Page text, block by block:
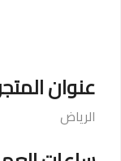
عنوان
الرياض